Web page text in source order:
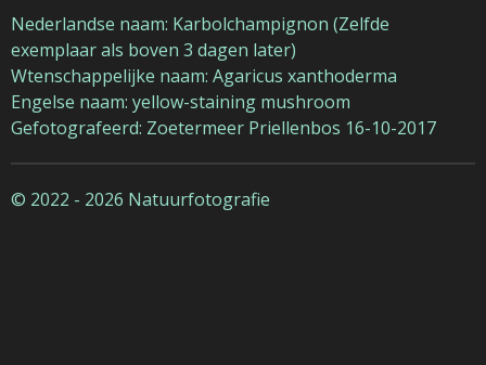
Nederlandse naam: Karbolchampignon (Zelfde
exemplaar als boven 3 dagen later)
Wtenschappelijke naam: Agaricus xanthoderma
Engelse naam: yellow-staining mushroom
Gefotografeerd: Zoetermeer Priellenbos 16-10-2017
© 2022 - 2026 Natuurfotografie